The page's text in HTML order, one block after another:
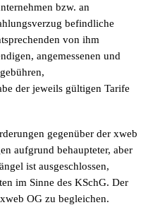
bzw. an
befindliche
von ihm
angemessenen und
der jeweils gültigen Tarife
gegenüber der xweb
aufgrund behaupteter, aber
ist ausgeschlossen,
im Sinne des KSchG. Der
OG zu begleichen.